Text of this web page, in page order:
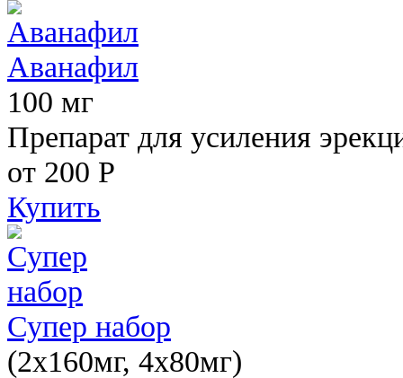
Аванафил
100 мг
Препарат для усиления
от 200 Р
Купить
Супер набор
(2х160мг, 4х80мг)